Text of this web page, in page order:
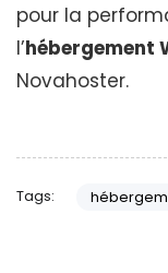
pour la
l’hébergement
Novahoster.
Tags: